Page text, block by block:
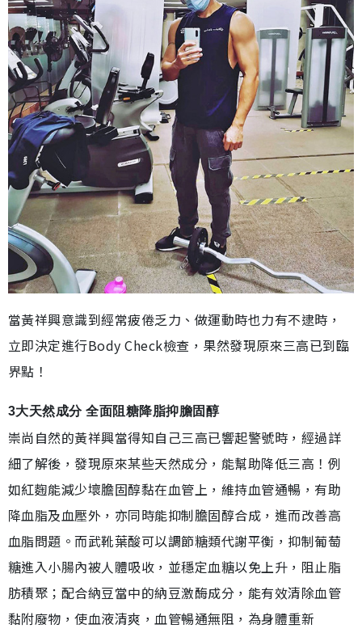
當黃祥興意識到經常疲倦乏力、做運動時也力有不逮時，
立即決定進行Body Check檢查，果然發現原來三高已到臨
界點！
3大天然成分 全面阻糖降脂抑膽固醇
崇尚自然的黃祥興當得知自己三高已響起警號時，經過詳
細了解後，發現原來某些天然成分，能幫助降低三高！例
如紅麴能減少壞膽固醇黏在血管上，維持血管通暢，有助
降血脂及血壓外，亦同時能抑制膽固醇合成，進而改善高
血脂問題。而武靴葉酸可以調節糖類代謝平衡，抑制葡萄
糖進入小腸內被人體吸收，並穩定血糖以免上升，阻止脂
肪積聚；配合納豆當中的納豆激酶成分，能有效清除血管
黏附廢物，使血液清爽，血管暢通無阻，為身體重新